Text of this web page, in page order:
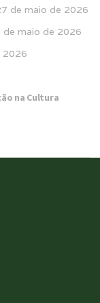
de maio de 2026
de maio de 2026
2026
na Cultura